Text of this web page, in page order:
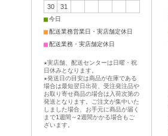
30
31
■今日
■配送業務営業日・実店舗定休日
■配送業務・実店舗定休日
★実店舗、配送センターは日曜・祝
日休みとなります。
★発送日の目安は商品が在庫である
場合は最短翌日出荷、受注発注品や
お取り寄せ商品の場合は入荷次第の
発送となります。ご注文が集中いた
しました場合、お手元に商品が届く
まで1週間～2週間かかる場合もご
ざいます。